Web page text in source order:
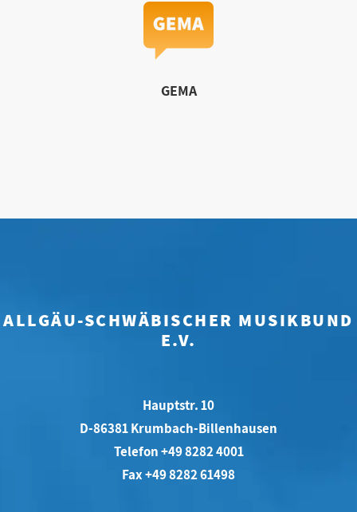
GEMA
ALLGÄU-SCHWÄBISCHER MUSIKBUND
E.V.
Hauptstr. 10
D-86381 Krumbach-Billenhausen
Telefon +49 8282 4001
Fax +49 8282 61498